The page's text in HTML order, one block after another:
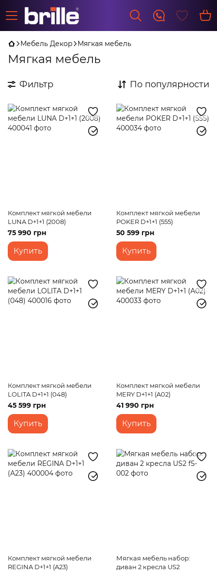
Мебель Декор Мягкая мебель
Мягкая мебель
Фильтр По популярности
Комплект мягкой мебели
LUNA D+1+1 (2008)
75 990 грн
Купить
Комплект мягкой мебели
POKER D+1+1 (555)
50 599 грн
Купить
Комплект мягкой мебели
LOLITA D+1+1 (048)
45 599 грн
Купить
Комплект мягкой мебели
MERY D+1+1 (A02)
41 990 грн
Купить
Комплект мягкой мебели
REGINA D+1+1 (A23)
Мягкая мебель набор:
диван 2 кресла US2